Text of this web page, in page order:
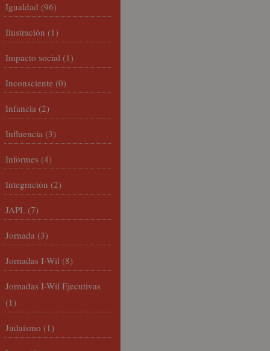
Igualdad (96)
Ilustración (1)
Impacto social (1)
Inconsciente (0)
Infancia (2)
Influencia (3)
Informes (4)
Integración (2)
JAPL (7)
Jornada (3)
Jornadas I-Wil (8)
Jornadas I-Wil Ejecutivas
(1)
Judaísmo (1)